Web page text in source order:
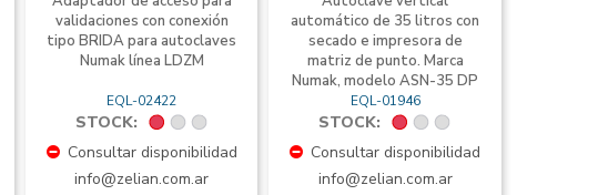
validaciones con conexión
tipo BRIDA para autoclaves
Numak línea LDZM
EQL-02422
STOCK:
Consultar disponibilidad
info@zelian.com.ar
automático de 35 litros con
secado e impresora de
matriz de punto. Marca
Numak, modelo ASN-35 DP
EQL-01946
STOCK:
Consultar disponibilidad
info@zelian.com.ar